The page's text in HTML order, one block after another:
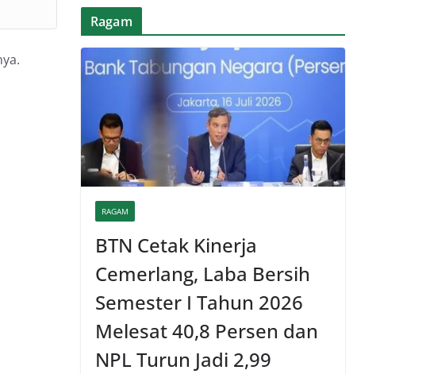
Ragam
RAGAM
BTN Cetak Kinerja
Cemerlang, Laba Bersih
Semester I Tahun 2026
Melesat 40,8 Persen dan
NPL Turun Jadi 2,99